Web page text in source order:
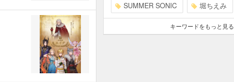
SUMMER SONIC 堀ちえみ
キーワードをもっと見る